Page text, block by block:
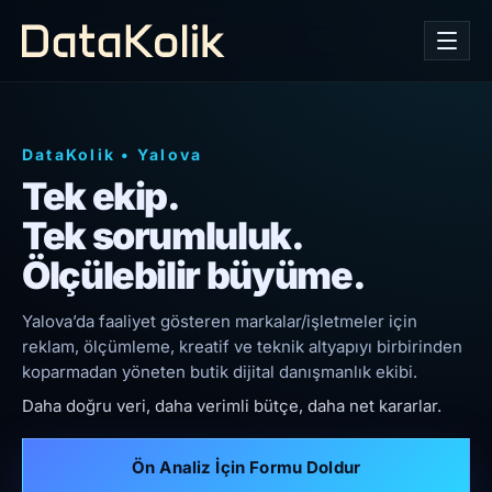
DataKolik • Yalova
Tek ekip.
Tek sorumluluk.
Ölçülebilir büyüme.
Yalova’da faaliyet gösteren markalar/işletmeler için
reklam, ölçümleme, kreatif ve teknik altyapıyı birbirinden
koparmadan yöneten butik dijital danışmanlık ekibi.
Daha doğru veri, daha verimli bütçe, daha net kararlar.
Ön Analiz İçin Formu Doldur